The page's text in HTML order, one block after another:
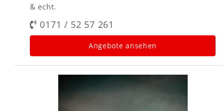
& echt.
0171 / 52 57 261
Angebote ansehen